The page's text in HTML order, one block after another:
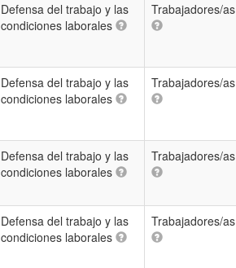
Defensa del trabajo y las
condiciones laborales
Trabajadores/as
Defensa del trabajo y las
condiciones laborales
Trabajadores/as
Defensa del trabajo y las
condiciones laborales
Trabajadores/as
Defensa del trabajo y las
condiciones laborales
Trabajadores/as